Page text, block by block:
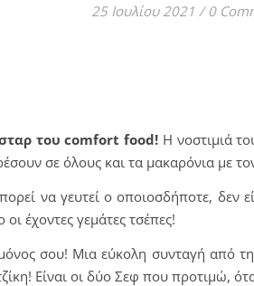
25 Ιουλίου 2021 / 0
σταρ του comfort food! Η νοστιμιά
σε όλους και τα μακαρόνια με
να γευτεί ο οποιοσδήποτε,
έχοντες γεμάτες τσέπες!
σου! Μια εύκολη συνταγή από
Είναι οι δύο Σεφ που προτιμώ,